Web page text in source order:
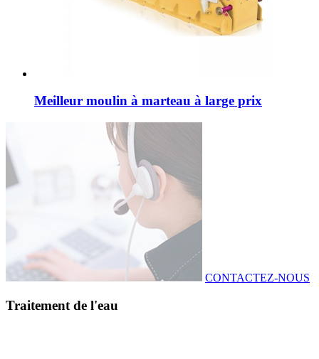
Meilleur moulin à marteau à large prix
CONTACTEZ-NOUS
Traitement de l'eau